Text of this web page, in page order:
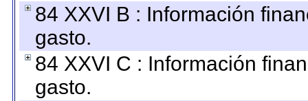
84 XXVI B : Información
gasto.
84 XXVI C : Información
gasto.